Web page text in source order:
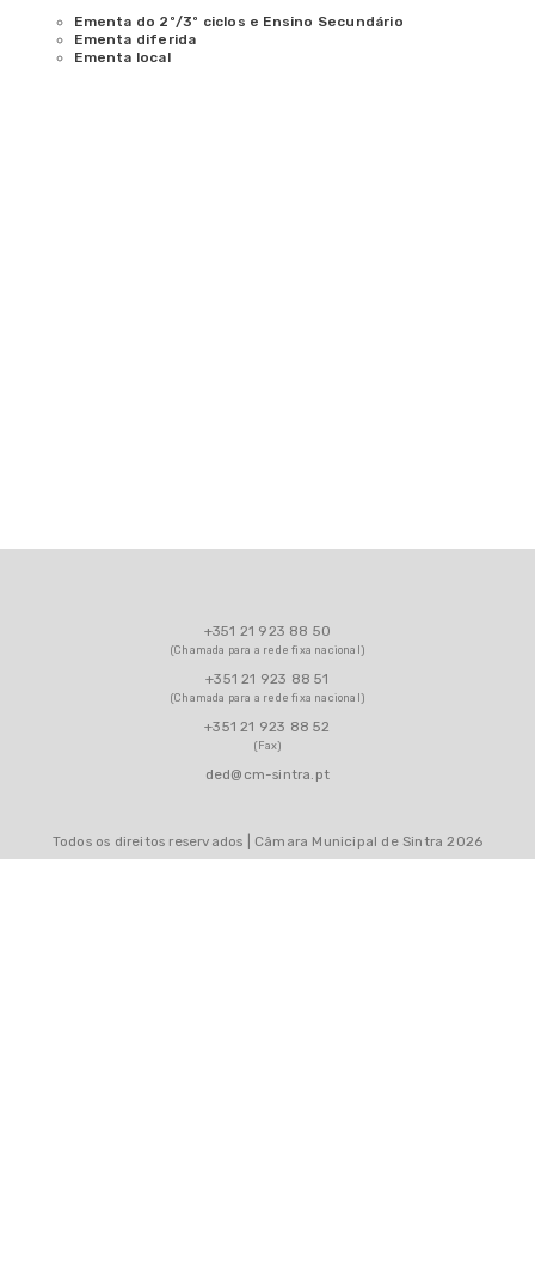
Ementa do 2º/3º ciclos e Ensino Secundário
Ementa diferida
Ementa local
+351 21 923 88 50
(Chamada para a rede fixa nacional)
+351 21 923 88 51
(Chamada para a rede fixa nacional)
+351 21 923 88 52
(Fax)
ded@cm-sintra.pt
Todos os direitos reservados | Câmara Municipal de Sintra 2026